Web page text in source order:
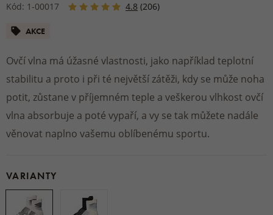
Kód: 1-00017 4.8 (206)
AKCE
Ovčí vlna má úžasné vlastnosti, jako například teplotní
stabilitu a proto i při té největší zátěži, kdy se může noha
potit, zůstane v příjemném teple a veškerou vlhkost ovčí
vlna absorbuje a poté vypaří, a vy se tak můžete nadále
věnovat naplno vašemu oblíbenému sportu.
VARIANTY